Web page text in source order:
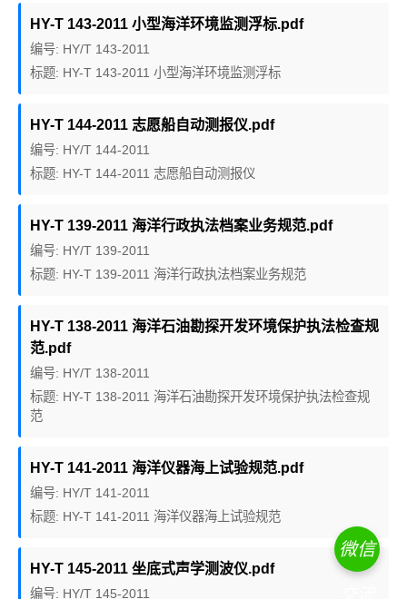
HY-T 143-2011 小型海洋环境监测浮标.pdf
编号: HY/T 143-2011
标题: HY-T 143-2011 小型海洋环境监测浮标
HY-T 144-2011 志愿船自动测报仪.pdf
编号: HY/T 144-2011
标题: HY-T 144-2011 志愿船自动测报仪
HY-T 139-2011 海洋行政执法档案业务规范.pdf
编号: HY/T 139-2011
标题: HY-T 139-2011 海洋行政执法档案业务规范
HY-T 138-2011 海洋石油勘探开发环境保护执法检查规
范.pdf
编号: HY/T 138-2011
标题: HY-T 138-2011 海洋石油勘探开发环境保护执法检查规
范
HY-T 141-2011 海洋仪器海上试验规范.pdf
编号: HY/T 141-2011
标题: HY-T 141-2011 海洋仪器海上试验规范
HY-T 145-2011 坐底式声学测波仪.pdf
编号: HY/T 145-2011
微信